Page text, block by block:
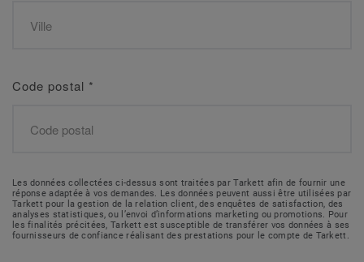
Code postal *
Les données collectées ci-dessus sont traitées par Tarkett afin de fournir une
réponse adaptée à vos demandes. Les données peuvent aussi être utilisées par
Tarkett pour la gestion de la relation client, des enquêtes de satisfaction, des
analyses statistiques, ou l’envoi d’informations marketing ou promotions. Pour
les finalités précitées, Tarkett est susceptible de transférer vos données à ses
fournisseurs de confiance réalisant des prestations pour le compte de Tarkett.